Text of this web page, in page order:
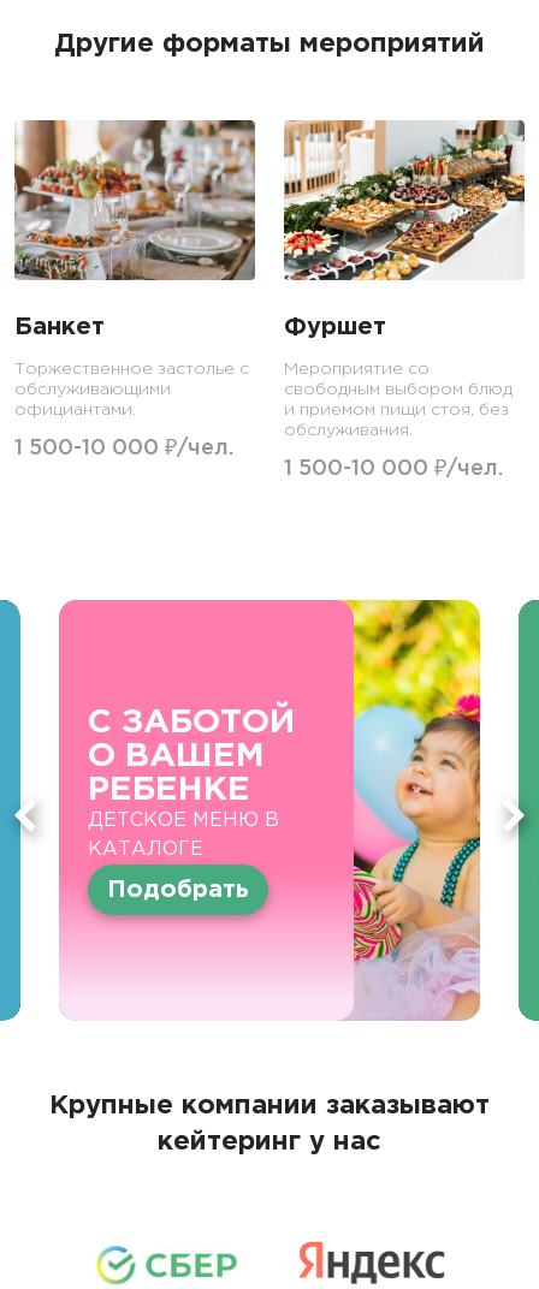
Другие форматы мероприятий
Банкет
Торжественное застолье с
обслуживающими
официантами.
1 500-10 000 ₽/чел.
Фуршет
Мероприятие со
свободным выбором блюд
и приемом пищи стоя, без
обслуживания.
1 500-10 000 ₽/чел.
С ЗАБОТОЙ
О ВАШЕМ
РЕБЕНКЕ
ДЕТСКОЕ МЕНЮ В
КАТАЛОГЕ
Подобрать
Крупные компании заказывают
кейтеринг у нас